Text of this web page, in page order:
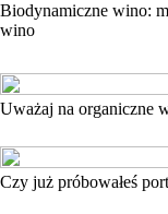
Biodynamiczne wino:
wino
Uważaj na organiczne
Czy już próbowałeś